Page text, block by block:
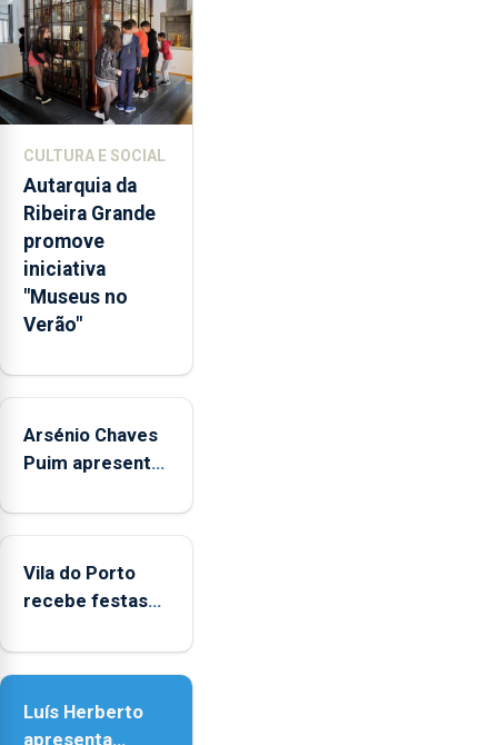
de
euros
e
abrange
767
anunciou
o
Governo
Regional.
CULTURA E SOCIAL
Autarquia da
Ribeira Grande
promove
iniciativa
"Museus no
Verão"
Arsénio Chaves
Puim apresenta
Biblioteca de
Vila do Porto
recebe festas
Nossa Senhora
Luís Herberto
apresenta